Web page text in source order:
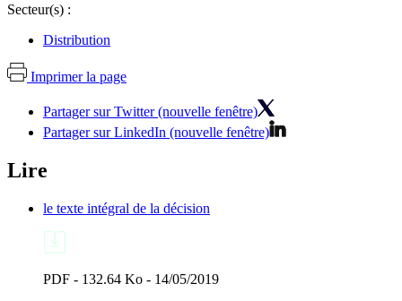
Secteur(s) :
Distribution
Imprimer la page
Partager sur Twitter (nouvelle fenêtre)
Partager sur LinkedIn (nouvelle fenêtre)
Lire
le texte intégral de la décision
PDF - 132.64 Ko - 14/05/2019